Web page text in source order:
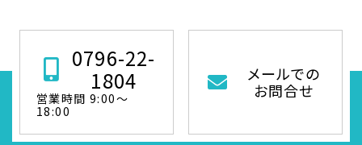
0796-22-
1804
営業時間 9:00～
18:00
メールでの
お問合せ